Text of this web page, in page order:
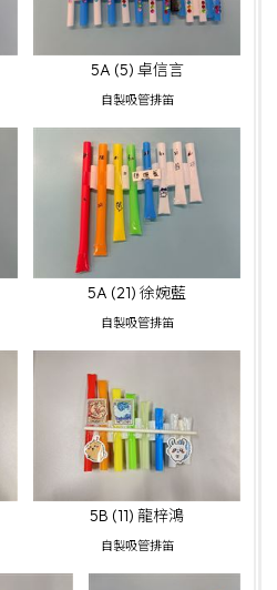
5A (5) 卓信言
自製吸管排笛
5A (21) 徐婉藍
自製吸管排笛
5B (11) 龍梓鴻
自製吸管排笛